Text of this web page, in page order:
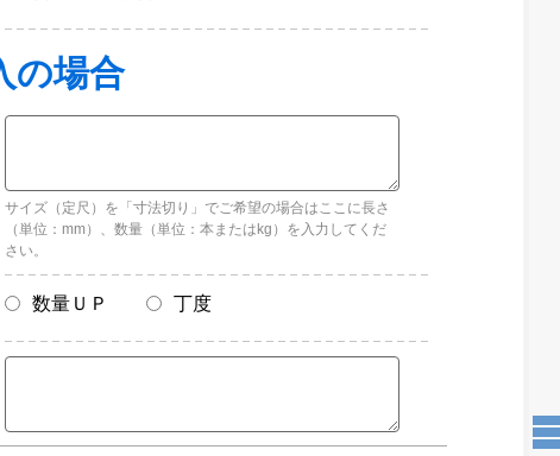
サイズ（定尺）を「寸法切り」でご希望の場合はここに長さ
（単位：mm）、数量（単位：本またはkg）を入力してくだ
さい。
数量ＵＰ 丁度